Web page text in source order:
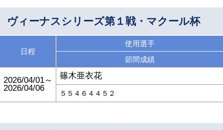
ヴィーナスシリーズ第１戦・マクール杯
日程
使用選手
節間成績
2026/04/01～
2026/04/06
篠木亜衣花
５５４６４４５２